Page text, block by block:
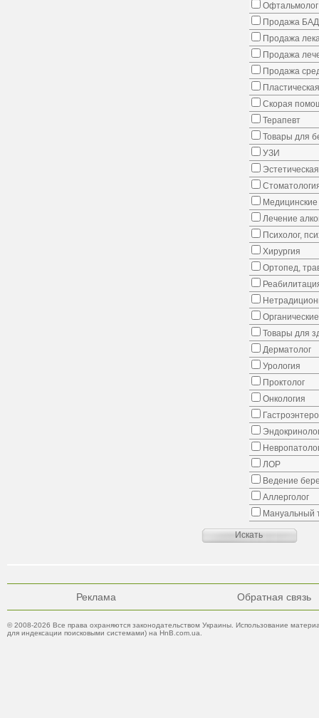
Офтальмолог
Продажа
Продажа
Продажа
Продажа
Скорая
Терапевт
Товары для
УЗИ
Медицинские
Лечение
Психолог,
Хирургия
Ортопед,
Товары для
Дерматолог
Урология
Проктолог
Онкология
ЛОР
Ведение
Аллерголог
Мануальный
Реклама Обратная связь
© 2008-2026 Все права охраняются законодательством Украины. Использование
для индексации поисковыми системами) на HnB.com.ua.